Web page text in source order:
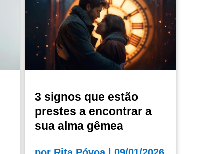
3 signos que estão
prestes a encontrar a
sua alma gêmea